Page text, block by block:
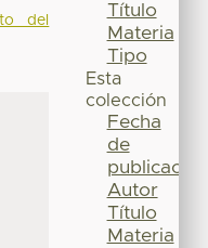
del
Título
Materia
Tipo
Esta
colección
Fecha
de
publicación
Autor
Título
Materia